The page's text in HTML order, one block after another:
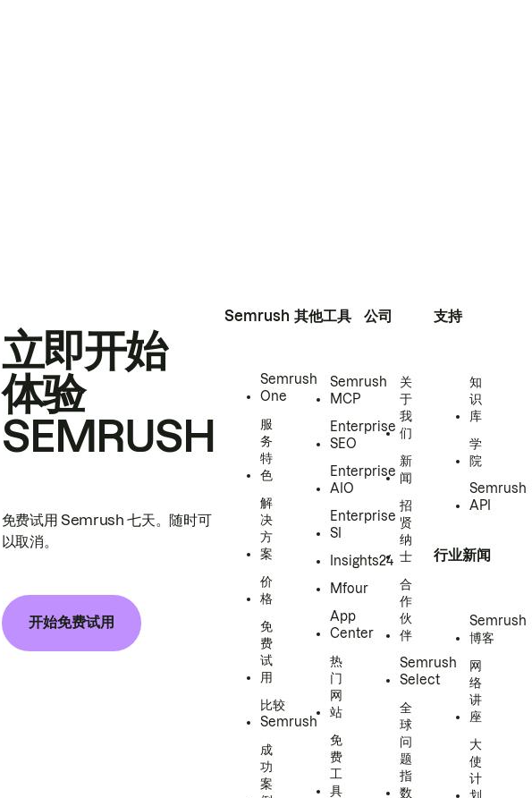
立即开始
体验
SEMRUSH
免费试用 Semrush 七天。随时可
以取消。
开始免费试用
Semrush
Semrush
One
服
务
特
色
解
决
方
案
价
格
免
费
试
用
比较
Semrush
成
功
案
其他工具
Semrush
MCP
Enterprise
SEO
Enterprise
AIO
Enterprise
SI
Insights24
Mfour
App
Center
热
门
网
站
免
费
工
具
公司
关
于
我
们
新
闻
招
贤
纳
士
合
作
伙
伴
Semrush
Select
全
球
问
题
指
数
支持
知
识
库
学
院
Semrush
API
行业新闻
Semrush
博客
网
络
讲
座
大
使
计